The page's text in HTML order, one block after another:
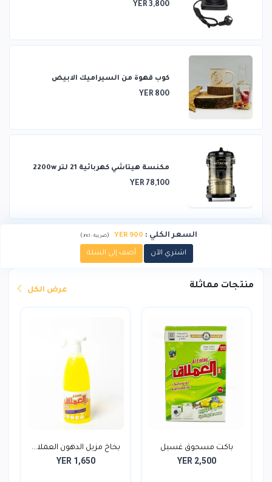
YER 3,800
كوب قهوة من السيراميك الابيض
YER 800
مكنسة هيتاشي كهربائية 21 لتر 2200w
YER 78,100
السعر الكلي :
YER 900
(ضريبة : incl.
)
اشتري الآن أضف إلى السلة
منتجات مماثلة عرض الكل
باكت مسحوق غسيل
العملاق...
YER 2,500
بخاخ مزيل الدهون العملا...
YER 1,650